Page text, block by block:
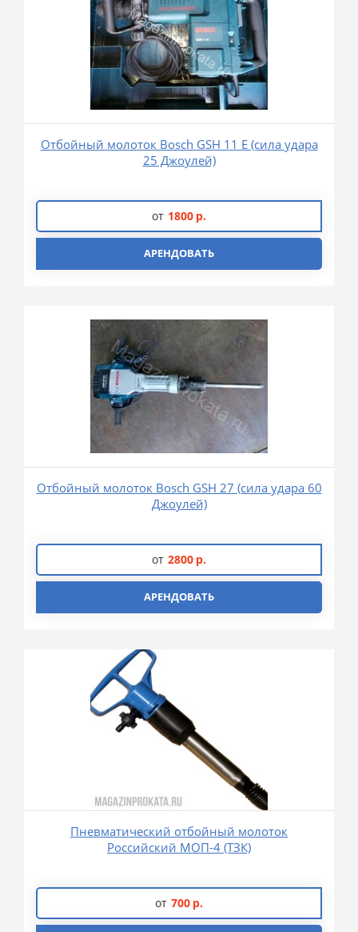
Отбойный молоток Bosch GSH 11 E (сила удара
25 Джоулей)
от 1800 р.
АРЕНДОВАТЬ
Отбойный молоток Bosch GSH 27 (сила удара 60
Джоулей)
от 2800 р.
АРЕНДОВАТЬ
Пневматический отбойный молоток
Российский МОП-4 (ТЗК)
от 700 р.